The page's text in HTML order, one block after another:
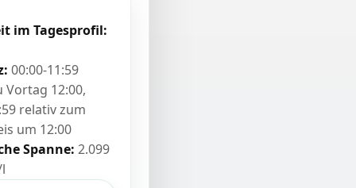
im Tagesprofil:
00:00-11:59
Vortag 12:00,
relativ zum
um 12:00
Spanne: 2.099